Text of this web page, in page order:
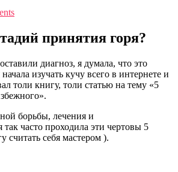
принятия горя?
диагноз, я думала, что это
изучать кучу всего в интернете и
толи книгу, толи статью на тему «5
борьбы, лечения и
так часто проходила эти чертовы 5
считать себя мастером ).